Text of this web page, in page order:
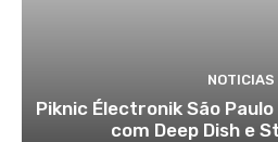
NOTICIAS
Piknic Électronik São
com Deep Dish e